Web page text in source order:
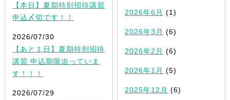
【本日】夏期特別招待講習
申込〆切です！！
2026/07/30
【あと１日】夏期特別招待
講習 申込期限迫っていま
す！！！
2026/07/29
2026年6月 (1)
2026年3月 (6)
2026年2月 (6)
2026年1月 (5)
2025年12月 (6)